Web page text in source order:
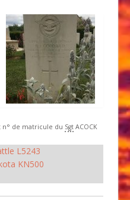
n° de matricule du Sgt ACOCK
L5243
KN500